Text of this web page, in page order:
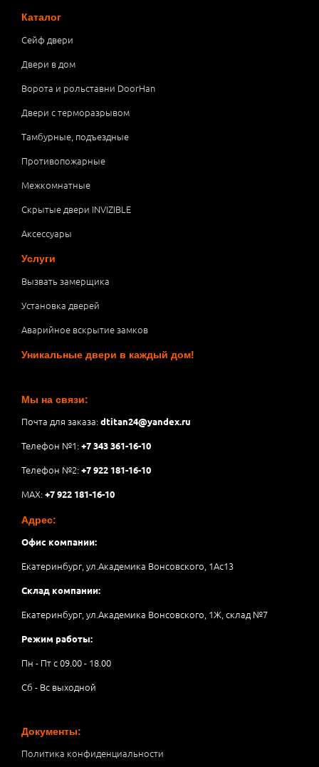
Каталог
Сейф двери
Двери в дом
Ворота и рольставни DoorHan
Двери с терморазрывом
Тамбурные, подъездные
Противопожарные
Межкомнатные
Скрытые двери INVIZIBLE
Аксессуары
Услуги
Вызвать замерщика
Установка дверей
Аварийное вскрытие замков
Уникальные двери в каждый дом!
Мы на связи:
Почта для заказа:dtitan24@yandex.ru
Телефон №1:+7 343 361-16-10
Телефон №2:+7 922 181-16-10
MAX:+7 922 181-16-10
Адрес:
Офис компании:
Екатеринбург, ул.Академика Вонсовского, 1Аc13
Склад компании:
Екатеринбург, ул.Академика Вонсовского, 1Ж, склад №7
Режим работы:
Пн - Пт с 09.00 - 18.00
Сб - Вс выходной
Документы:
Политика конфиденциальности